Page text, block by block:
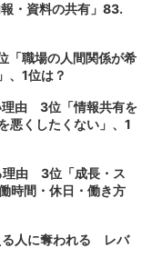
・資料の共有」83.
「職場の人間関係が希
、1位は？
理由 3位「情報共有を
悪くしたくない」、1
理由 3位「成長・ス
時間・休日・働き方
る人に奪われる レバ